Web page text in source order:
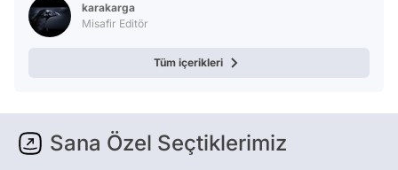
karakarga
Misafir Editör
Tüm içerikleri
Sana Özel Seçtiklerimiz